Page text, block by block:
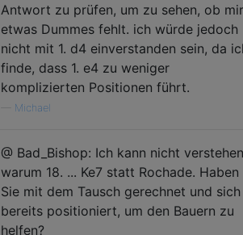
Antwort zu prüfen, um zu sehen, ob mir
etwas Dummes fehlt. ich würde jedoch
nicht mit 1. d4 einverstanden sein, da
finde, dass 1. e4 zu weniger
komplizierten Positionen führt.
Michael
@ Bad_Bishop: Ich kann nicht verstehen
warum 18. ... Ke7 statt Rochade. Haben
Sie mit dem Tausch gerechnet und sich
bereits positioniert, um den Bauern zu
helfen?